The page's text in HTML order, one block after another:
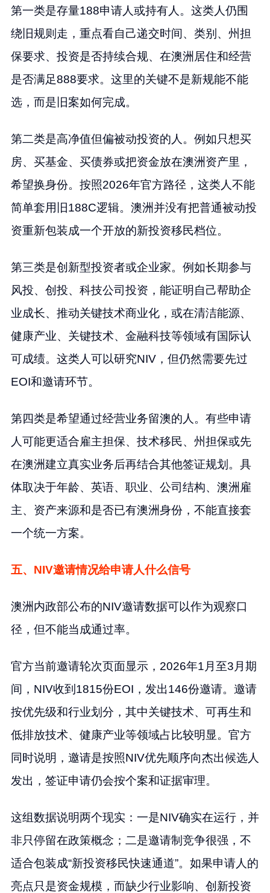
第一类是存量188申请人或持有人。这类人仍围
绕旧规则走，重点看自己递交时间、类别、州担
保要求、投资是否持续合规、在澳洲居住和经营
是否满足888要求。这里的关键不是新规能不能
选，而是旧案如何完成。
第二类是高净值但偏被动投资的人。例如只想买
房、买基金、买债券或把资金放在澳洲资产里，
希望换身份。按照2026年官方路径，这类人不能
简单套用旧188C逻辑。澳洲并没有把普通被动投
资重新包装成一个开放的新投资移民档位。
第三类是创新型投资者或企业家。例如长期参与
风投、创投、科技公司投资，能证明自己帮助企
业成长、推动关键技术商业化，或在清洁能源、
健康产业、关键技术、金融科技等领域有国际认
可成绩。这类人可以研究NIV，但仍然需要先过
EOI和邀请环节。
第四类是希望通过经营业务留澳的人。有些申请
人可能更适合雇主担保、技术移民、州担保或先
在澳洲建立真实业务后再结合其他签证规划。具
体取决于年龄、英语、职业、公司结构、澳洲雇
主、资产来源和是否已有澳洲身份，不能直接套
一个统一方案。
五、NIV邀请情况给申请人什么信号
澳洲内政部公布的NIV邀请数据可以作为观察口
径，但不能当成通过率。
官方当前邀请轮次页面显示，2026年1月至3月期
间，NIV收到1815份EOI，发出146份邀请。邀请
按优先级和行业划分，其中关键技术、可再生和
低排放技术、健康产业等领域占比较明显。官方
同时说明，邀请是按照NIV优先顺序向杰出候选人
发出，签证申请仍会按个案和证据审理。
这组数据说明两个现实：一是NIV确实在运行，并
非只停留在政策概念；二是邀请制竞争很强，不
适合包装成“新投资移民快速通道”。如果申请人的
亮点只是资金规模，而缺少行业影响、创新投资